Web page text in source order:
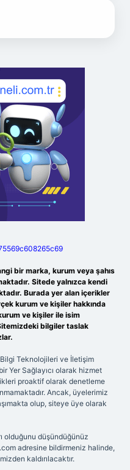
bir marka, kurum veya şahıs
Sitede yalnızca kendi
Burada yer alan içerikler
kurum ve kişiler hakkında
ve kişiler ile isim
bilgiler taslak
Teknolojileri ve İletişim
Yer Sağlayıcı olarak hizmet
proaktif olarak denetleme
Ancak, üyelerimiz
olup, siteye üye olarak
olduğunu düşündüğünüz
adresine bildirmeniz halinde,
kaldırılacaktır.